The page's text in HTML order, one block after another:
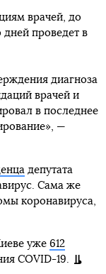
врачей, до
дней проведет в
диагноза
врачей и
в последнее
—
депутата
Сама же
коронавируса,
уже 612
COVID-19.